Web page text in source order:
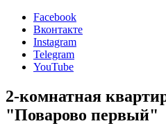
Facebook
Вконтакте
Instagram
Telegram
YouTube
2-комнатная
"Поварово первый"